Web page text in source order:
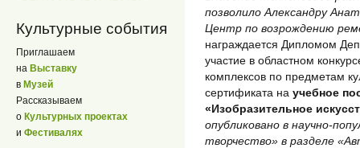
Культурные события
Приглашаем
на Выставку
в Музей
Рассказываем
о Культурных проектах
и Фестивалях
позволило Александру
Центр по возрождению
награждается Дипломом
участие в областном
комплексов по предметам
сертификата на учебное
«Изобразительное
опубликовано в научно-
творчество» в разделе